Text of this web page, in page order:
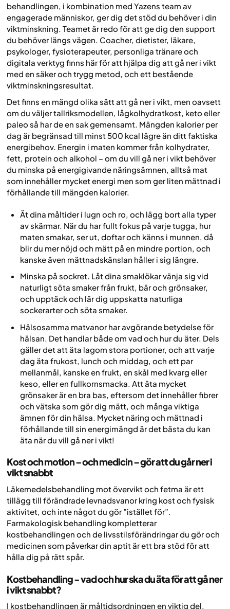
behandlingen, i kombination med Yazens team av
engagerade människor, ger dig det stöd du behöver i din
viktminskning. Teamet är redo för att ge dig den support
du behöver längs vägen. Coacher, dietister, läkare,
psykologer, fysioterapeuter, personliga tränare och
digitala verktyg finns här för att hjälpa dig att gå ner i vikt
med en säker och trygg metod, och ett bestående
viktminskningsresultat.
Det finns en mängd olika sätt att gå ner i vikt, men oavsett
om du väljer tallriksmodellen, lågkolhydratkost, keto eller
paleo så har de en sak gemensamt. Mängden kalorier per
dag är begränsad till minst 500 kcal lägre än ditt faktiska
energibehov. Energin i maten kommer från kolhydrater,
fett, protein och alkohol – om du vill gå ner i vikt behöver
du minska på energigivande näringsämnen, alltså mat
som innehåller mycket energi men som ger liten mättnad i
förhållande till mängden kalorier.
Ät dina måltider i lugn och ro, och lägg bort alla typer
av skärmar. När du har fullt fokus på varje tugga, hur
maten smakar, ser ut, doftar och känns i munnen, då
blir du mer nöjd och mätt på en mindre portion, och
kanske även mättnadskänslan håller i sig längre.
Minska på sockret. Låt dina smaklökar vänja sig vid
naturligt söta smaker från frukt, bär och grönsaker,
och upptäck och lär dig uppskatta naturliga
sockerarter och söta smaker.
Hälsosamma matvanor har avgörande betydelse för
hälsan. Det handlar både om vad och hurdu äter. Dels
gäller det att äta lagom stora portioner, och att varje
dag äta frukost, lunch och middag, och ett par
mellanmål, kanske en frukt, en skål med kvarg eller
keso, eller en fullkornsmacka. Att äta mycket
grönsaker är en bra bas, eftersom det innehåller fibrer
och vätska som gör dig mätt, och många viktiga
ämnen för din hälsa. Mycket näring och mättnad i
förhållande till sin energimängd är det bästa du kan
äta när du vill gå ner i vikt!
Kost och motion – och medicin – gör att du går ner i
vikt snabbt
Läkemedelsbehandling mot övervikt och fetma är ett
tillägg till förändrade levnadsvanor kring kost och fysisk
aktivitet, och inte något du gör ”istället för”.
Farmakologisk behandling kompletterar
kostbehandlingen och de livsstilsförändringar du gör och
medicinen som påverkar din aptit är ett bra stöd för att
hålla dig på rätt spår.
Kostbehandling - vad och hur ska du äta för att gå ner
i vikt snabbt?
I kostbehandlingen är måltidsordningen en viktig del.